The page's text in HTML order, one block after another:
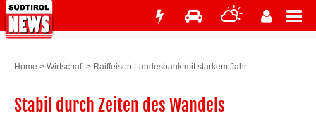
Home > Wirtschaft> Raiffeisen Landesbank mit starkem Jahr
Stabil durch Zeiten des Wandels